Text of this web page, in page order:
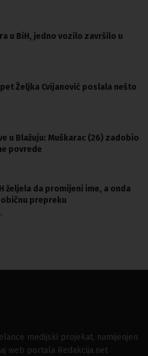
u BiH, jedno vozilo završilo u
Željka Cvijanović poslala nešto
u Blažuju: Muškarac (26) zadobio
povrede
željela da promijeni ime, a onda
prepreku
medijski projekat, namijenjen
web portala Redakcija.net